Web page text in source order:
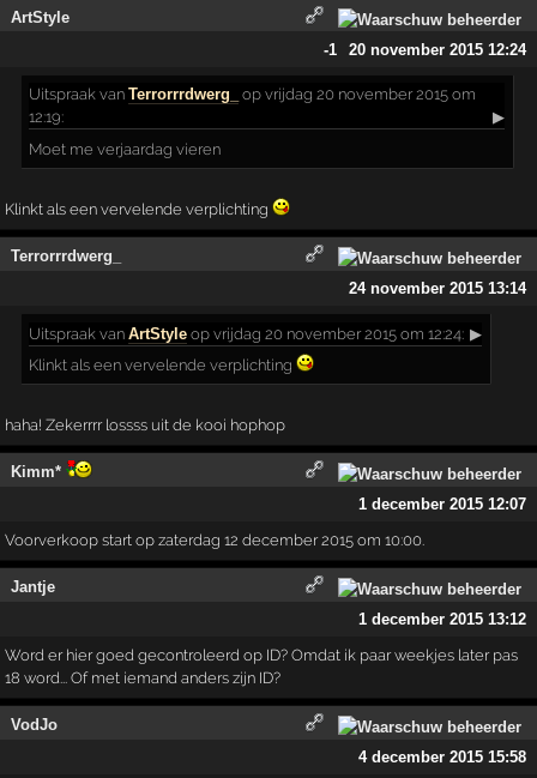
ArtStyle
-1
20 november 2015 12:24
Uitspraak vanTerrorrrdwerg_
op vrijdag 20 november 2015 om
12:19:
▶
Moet me verjaardag vieren
Klinkt als een vervelende verplichting
Terrorrrdwerg_
24 november 2015 13:14
Uitspraak vanArtStyle op vrijdag 20 november 2015 om 12:24: ▶
Klinkt als een vervelende verplichting
haha! Zekerrrr lossss uit de kooi hophop
Kimm*
1 december 2015 12:07
Voorverkoop start op zaterdag 12 december 2015 om 10:00.
Jantje
1 december 2015 13:12
Word er hier goed gecontroleerd op ID? Omdat ik paar weekjes later pas
18 word... Of met iemand anders zijn ID?
VodJo
4 december 2015 15:58